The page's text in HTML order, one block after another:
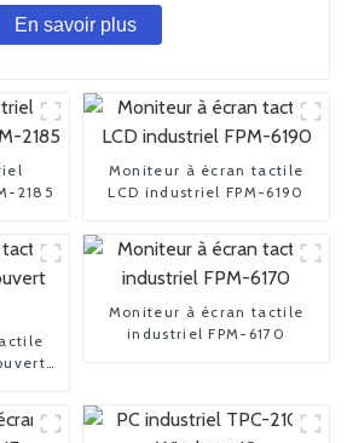
En savoir plus
2185
Moniteur à écran tactile
LCD industriel FPM-6190
Moniteur à écran tactile
industriel FPM-6170